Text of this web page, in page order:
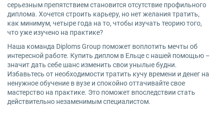
серьезным препятствием становится отсутствие профильного
диплома. Хочется строить карьеру, но нет желания тратить,
как минимум, четыре года на то, чтобы изучать теорию того,
что уже изучено на практике?
Наша команда Diploms Group поможет воплотить мечты об
интересной работе. Купить диплом в Ельце с нашей помощью –
значит дать себе шанс изменить свои унылые будни.
Избавьтесь от необходимости тратить кучу времени и денег на
ненужное обучение в вузе и спокойно оттачивайте свое
мастерство на практике. Это поможет впоследствии стать
действительно незаменимым специалистом.